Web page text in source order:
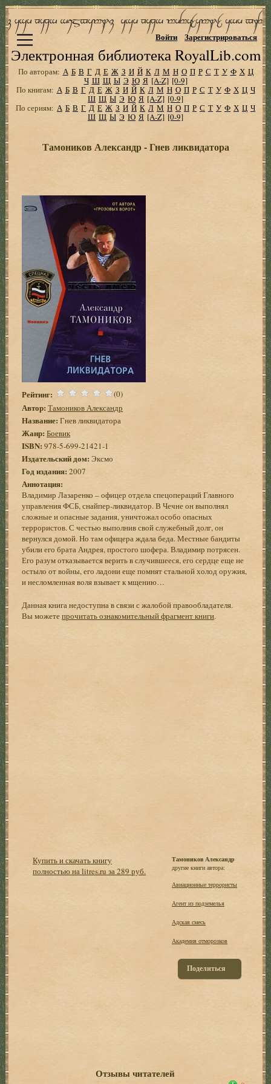
Электронная библиотека RoyalLib.com
Войти Зарегистрироваться
По авторам: А Б В Г Д Е Ж З И Й К Л М Н О П Р С Т У Ф Х Ц
Ч Ш Щ Ы Э Ю Я [A-Z] [0-9]
По книгам: А Б В Г Д Е Ж З И Й К Л М Н О П Р С Т У Ф Х Ц Ч
Ш Щ Ы Э Ю Я [A-Z] [0-9]
По сериям: А Б В Г Д Е Ж З И Й К Л М Н О П Р С Т У Ф Х Ц Ч
Ш Щ Ы Э Ю Я [A-Z] [0-9]
Тамоников Александр - Гнев ликвидатора
Рейтинг: (0)
Автор: Тамоников Александр
Название: Гнев ликвидатора
Жанр: Боевик
ISBN: 978-5-699-21421-1
Издательский дом: Эксмо
Год издания: 2007
Аннотация:
Владимир Лазаренко – офицер отдела спецопераций Главного
управления ФСБ, снайпер-ликвидатор. В Чечне он выполнял
сложные и опасные задания, уничтожал особо опасных
террористов. С честью выполнив свой служебный долг, он
вернулся домой. Но там офицера ждала беда. Местные бандиты
убили его брата Андрея, простого шофера. Владимир потрясен.
Его разум отказывается верить в случившееся, его сердце еще не
остыло от войны, его ладони еще помнят стальной холод оружия,
и несломленная воля взывает к мщению…
Данная книга недоступна в связи с жалобой правообладателя.
Вы можетепрочитать ознакомительный фрагмент книги.
Купить и скачать книгу
полностью на litres.ru за 289 руб.
Тамоников Александр
другие книги автора:
Авиационные террористы
Агент из подземелья
Адская смесь
Академия отморозков
Поделиться
Отзывы читателей